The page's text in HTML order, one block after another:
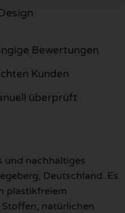
Bewertungen
Kunden
überprüft
und nachhaltiges
Deutschland. Es
plastikfreiem
natürlichen